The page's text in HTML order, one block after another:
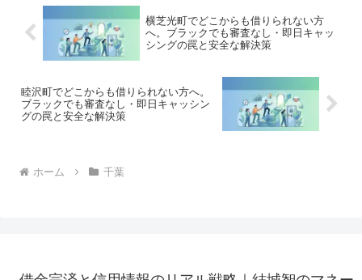
横芝光町でどこからも借りられない方
へ。ブラックでも審査なし・即日キャッ
シングの罠と安全な解決策
睦沢町でどこからも借りられない方へ。
ブラックでも審査なし・即日キャッシン
グの罠と安全な解決策
ホーム 千葉